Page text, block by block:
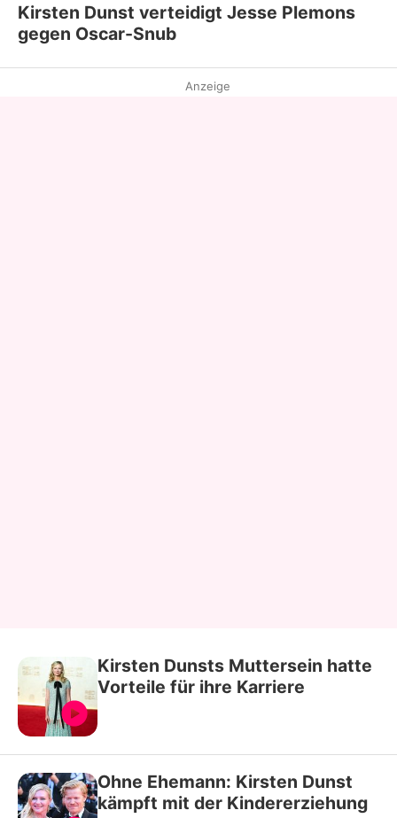
Kirsten Dunst verteidigt Jesse Plemons
gegen Oscar-Snub
Anzeige
Kirsten Dunsts Muttersein hatte
Vorteile für ihre Karriere
Ohne Ehemann: Kirsten Dunst
kämpft mit der Kindererziehung